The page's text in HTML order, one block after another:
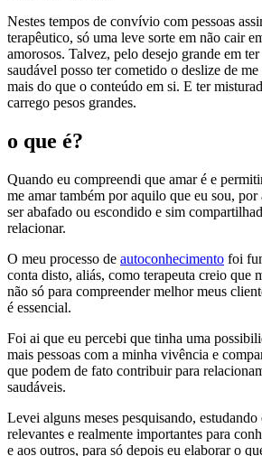
Nestes tempos de convívio com pessoas
terapêutico, só uma leve sorte em não cair
amorosos. Talvez, pelo desejo grande em
saudável posso ter cometido o deslize de
mais do que o conteúdo em si. E ter
carrego pesos grandes.
o que é?
Quando eu compreendi que amar é e
me amar também por aquilo que eu sou,
ser abafado ou escondido e sim
relacionar.
O meu processo de autoconhecimento foi
conta disto, aliás, como terapeuta creio que
não só para compreender melhor meus
é essencial.
Foi ai que eu percebi que tinha uma
mais pessoas com a minha vivência e
que podem de fato contribuir para
saudáveis.
Levei alguns meses pesquisando,
relevantes e realmente importantes para
e aos outros, para só depois eu elaborar o